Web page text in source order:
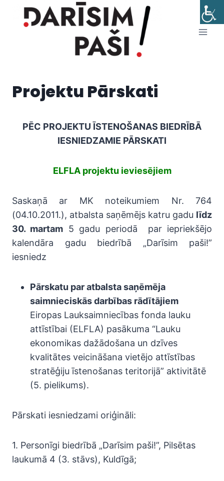
Projektu Pārskati
PĒC PROJEKTU ĪSTENOŠANAS BIEDRĪBĀ
IESNIEDZAMIE PĀRSKATI
ELFLA projektu ieviesējiem
Saskaņā ar MK noteikumiem Nr. 764
(04.10.2011.), atbalsta saņēmējs katru gadu līdz
30. martam 5 gadu periodā par iepriekšējo
kalendāra gadu biedrībā „Darīsim paši!”
iesniedz
Pārskatu par atbalsta saņēmēja
saimnieciskās darbības rādītājiem
Eiropas Lauksaimniecības fonda lauku
attīstībai (ELFLA) pasākuma “Lauku
ekonomikas dažādošana un dzīves
kvalitātes veicināšana vietējo attīstības
stratēģiju īstenošanas teritorijā” aktivitātē
(5. pielikums).
Pārskati iesniedzami oriģināli:
1. Personīgi biedrībā „Darīsim paši!”, Pilsētas
laukumā 4 (3. stāvs), Kuldīgā;